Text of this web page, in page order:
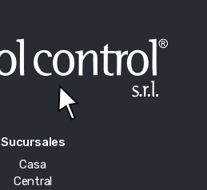
Sucursales
Casa
Central